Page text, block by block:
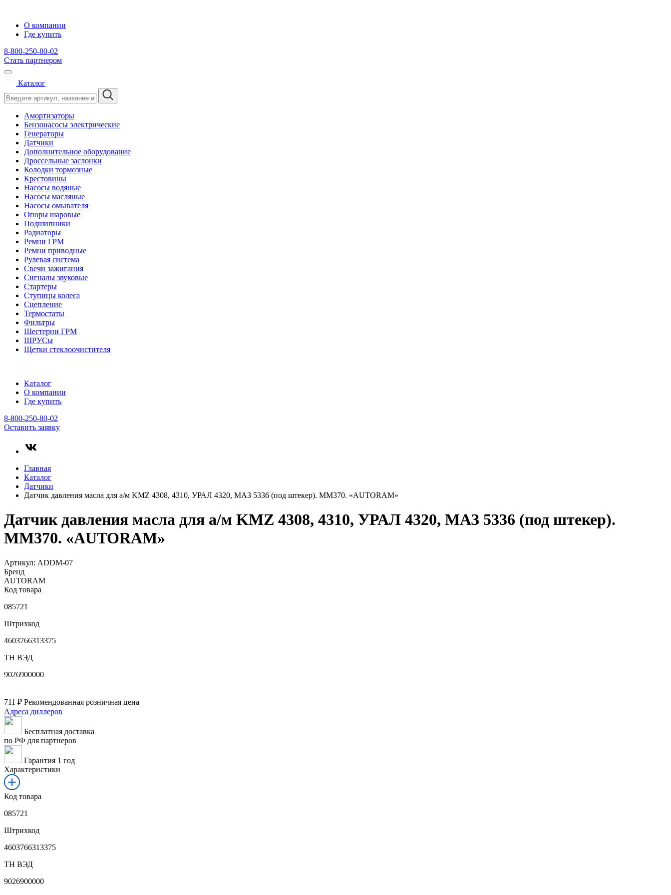
О компании
Где купить
8-800-250-80-02
Стать партнером
Каталог
Амортизаторы
Бензонасосы электрические
Генераторы
Датчики
Дополнительное оборудование
Дроссельные заслонки
Колодки тормозные
Крестовины
Насосы водяные
Насосы масляные
Насосы омывателя
Опоры шаровые
Подшипники
Радиаторы
Ремни ГРМ
Ремни приводные
Рулевая система
Свечи зажигания
Сигналы звуковые
Стартеры
Ступицы колеса
Сцепление
Термостаты
Фильтры
Шестерни ГРМ
ШРУСы
Щетки стеклоочистителя
Каталог
О компании
Где купить
8-800-250-80-02
Оставить заявку
Главная
Каталог
Датчики
Датчик давления масла для а/м KMZ 4308, 4310, УРАЛ 4320, МАЗ 5336 (под штекер). ММ370. «AUTORAM»
Датчик давления масла для а/м KMZ 4308, 4310, УРАЛ 4320, МАЗ 5336 (под штекер).
ММ370. «AUTORAM»
Артикул: ADDM-07
Бренд
AUTORAM
Код товара
085721
Штрихкод
4603766313375
ТН ВЭД
9026900000
711 ₽ Рекомендованная розничная цена
Адреса диллеров
Бесплатная доставка
по РФ для партнеров
Гарантия 1 год
Характеристики
Код товара
085721
Штрихкод
4603766313375
ТН ВЭД
9026900000